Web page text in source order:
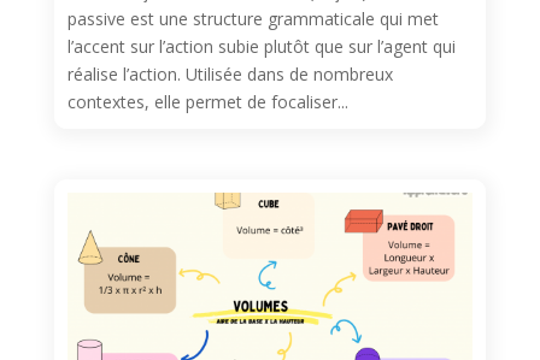
passive est une structure grammaticale qui met
l’accent sur l’action subie plutôt que sur l’agent qui
réalise l’action. Utilisée dans de nombreux
contextes, elle permet de focaliser...